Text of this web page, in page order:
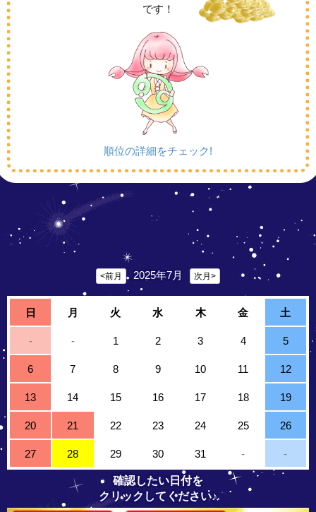
です！
順位の詳細をチェック!
<前月 2025年7月 次月>
日 月 火 水 木 金 土
- - 1 2 3 4 5
6 7 8 9 10 11 12
13 14 15 16 17 18 19
20 21 22 23 24 25 26
27 28 29 30 31 - -
確認したい日付を
クリックしてください♪